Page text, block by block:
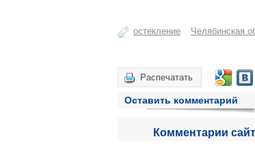
остекление Челябинская
Распечатать
Оставить комментарий
Комментарии